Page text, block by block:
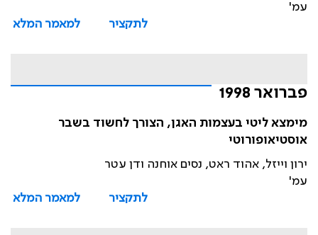
עמ'
לתקציר
למאמר המלא
פברואר 1998
מימצא ליטי בעצמות האגן, הצורך לחשוד בשבר
אוסטיאופורוטי
ירון וייזל, אהוד ראט, נסים אוחנה ודן עטר
עמ'
לתקציר
למאמר המלא